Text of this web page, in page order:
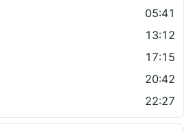
05:41
13:12
17:15
20:42
22:27